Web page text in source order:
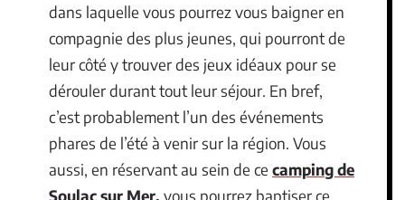
dans laquelle vous pourrez vous baigner en
compagnie des plus jeunes, qui pourront de
leur côté y trouver des jeux idéaux pour se
dérouler durant tout leur séjour. En bref,
c’est probablement l’un des événements
phares de l’été à venir sur la région. Vous
aussi, en réservant au sein de ce camping de
Soulac sur Mer, vous pourrez baptiser ce